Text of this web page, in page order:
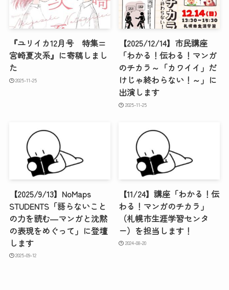
『ユリイカ12月号 特集=
宮崎夏次系』に寄稿しまし
た
2025-11-25
【2025/12/14】市民講座
「わかる！伝わる！マンガ
のチカラ～「カワイイ」だ
けじゃ終わらない！～」に
出演します
2025-11-25
【2025/9/13】NoMaps
STUDENTS「語らないこと
の力を読む―マンガと沈黙
の表現をめぐって」に登壇
します
2025-09-12
【11/24】講座「わかる！伝
わる！マンガのチカラ」
（札幌市生涯学習センタ
ー）を担当します！
2024-08-20